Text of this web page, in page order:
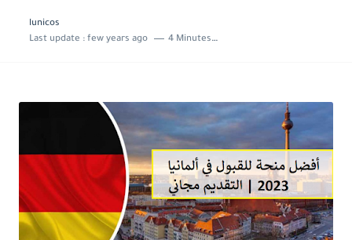
lunicos
Last update : few years ago 4 Minutes to read